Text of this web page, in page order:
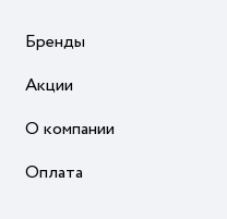
Бренды
Акции
О компании
Оплата